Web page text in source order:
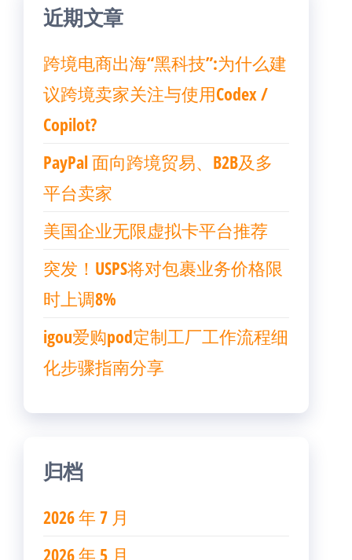
近期文章
跨境电商出海“黑科技”:为什么建
议跨境卖家关注与使用Codex /
Copilot?
PayPal 面向跨境贸易、B2B及多
平台卖家
美国企业无限虚拟卡平台推荐
突发！USPS将对包裹业务价格限
时上调8%
igou爱购pod定制工厂工作流程细
化步骤指南分享
归档
2026 年 7 月
2026 年 5 月